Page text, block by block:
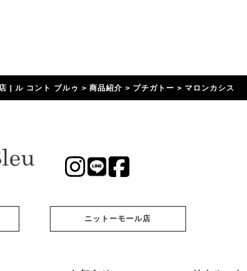
| ル コント ブルゥ >商品紹介 > プチガトー >マロンカシス
ニットーモール店